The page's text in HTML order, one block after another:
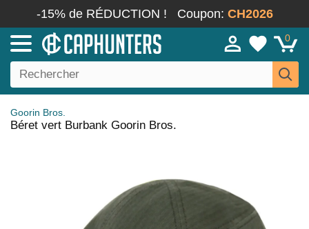
-15% de RÉDUCTION ! Coupon: CH2026
0
Goorin Bros.
Béret vert Burbank Goorin Bros.